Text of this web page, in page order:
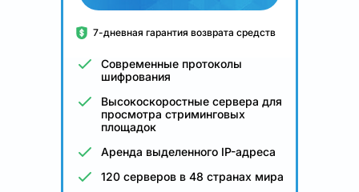
7-дневная гарантия возврата средств
Современные протоколы
шифрования
Высокоскоростные сервера для
просмотра стриминговых
площадок
Аренда выделенного IP-адреса
120 серверов в 48 странах мира